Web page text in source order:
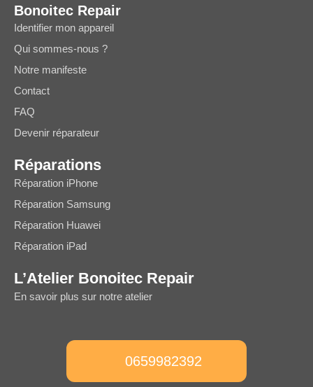
Bonoitec Repair
Identifier mon appareil
Qui sommes-nous ?
Notre manifeste
Contact
FAQ
Devenir réparateur
Réparations
Réparation iPhone
Réparation Samsung
Réparation Huawei
Réparation iPad
L’Atelier Bonoitec Repair
En savoir plus sur notre atelier
0659982392